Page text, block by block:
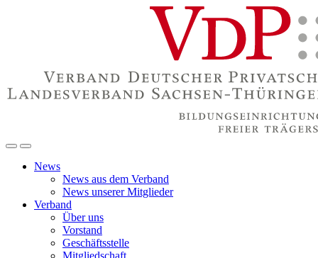
News
News aus dem Verband
News unserer Mitglieder
Verband
Über uns
Vorstand
Geschäftsstelle
Mitgliedschaft